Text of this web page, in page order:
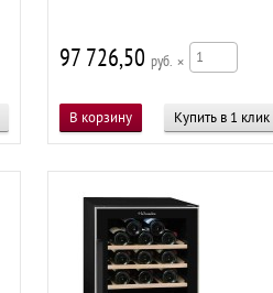
97 726,50 р ×
Купить в 1 клик